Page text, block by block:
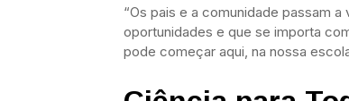
“Os pais e a comunidade passam
oportunidades e que se importa
pode começar aqui, na nossa